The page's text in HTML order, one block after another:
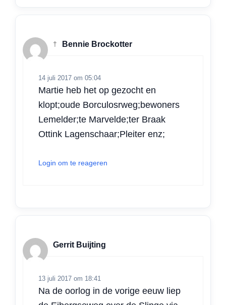
† Bennie Brockotter
14 juli 2017 om 05:04
Martie heb het op gezocht en
klopt;oude Borculosrweg;bewoners
Lemelder;te Marvelde;ter Braak
Ottink Lagenschaar;Pleiter enz;
Login om te reageren
Gerrit Buijting
13 juli 2017 om 18:41
Na de oorlog in de vorige eeuw liep